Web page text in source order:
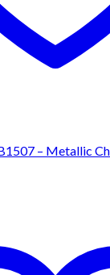
– Metallic